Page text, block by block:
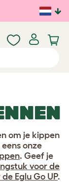
om je kippen
onze
. Geef je
voor de
Eglu Go UP.